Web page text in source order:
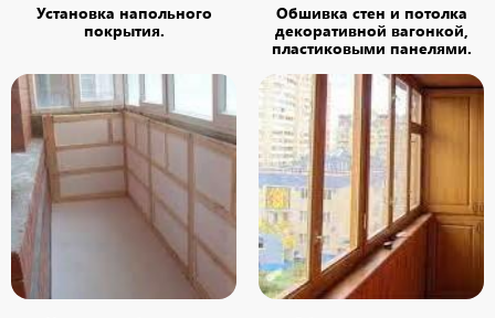
Установка напольного
покрытия.
Обшивка стен и потолка
декоративной вагонкой,
пластиковыми панелями.